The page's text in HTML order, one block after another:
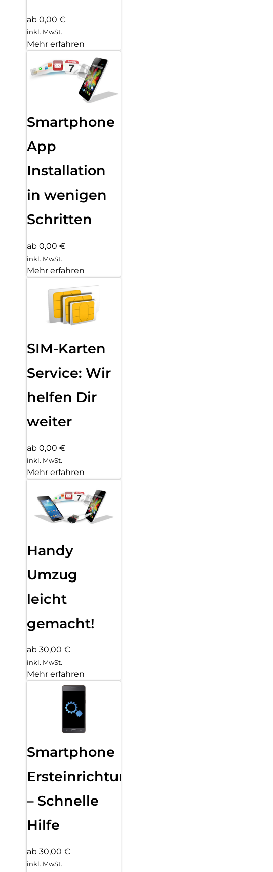
ab 0,00 €
inkl. MwSt.
Mehr erfahren
Smartphone
App
Installation
in wenigen
Schritten
ab 0,00 €
inkl. MwSt.
Mehr erfahren
SIM-Karten
Service: Wir
helfen Dir
weiter
ab 0,00 €
inkl. MwSt.
Mehr erfahren
Handy
Umzug
leicht
gemacht!
ab 30,00 €
inkl. MwSt.
Mehr erfahren
Smartphone
Ersteinrichtung
– Schnelle
Hilfe
ab 30,00 €
inkl. MwSt.